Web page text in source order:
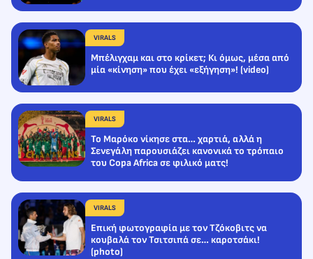
VIRALS
Μπέλιγχαμ και στο κρίκετ; Κι όμως, μέσα από
μία «κίνηση» που έχει «εξήγηση»! (video)
VIRALS
Το Μαρόκο νίκησε στα… χαρτιά, αλλά η
Σενεγάλη παρουσιάζει κανονικά το τρόπαιο
του Copa Africa σε φιλικό ματς!
VIRALS
Επική φωτογραφία με τον Τζόκοβιτς να
κουβαλά τον Τσιτσιπά σε… καροτσάκι!
(photo)